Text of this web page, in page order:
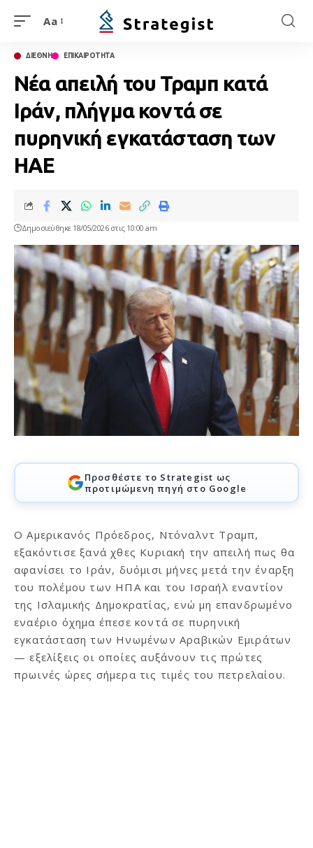
Aa
ΔΙΕΘΝΗ ΕΠΙΚΑΙΡΟΤΗΤΑ
Νέα απειλή του Τραμπ κατά
Ιράν, πλήγμα κοντά σε
πυρηνική εγκατάσταση των
ΗΑΕ
Δημοσιεύθηκε 18/05/2026 στις 10:00 am
Προσθέστε το Strategist ως
προτιμώμενη πηγή στο Google
Ο Αμερικανός Πρόεδρος, Ντόναλντ Τραμπ,
εξακόντισε ξανά χθες Κυριακή την απειλή πως θα
αφανίσει το Ιράν, δυόμισι μήνες μετά την έναρξη
του πολέμου των ΗΠΑ και του Ισραήλ εναντίον
της Ισλαμικής Δημοκρατίας, ενώ μη επανδρωμένο
εναέριο όχημα έπεσε κοντά σε πυρηνική
εγκατάσταση των Ηνωμένων Αραβικών Εμιράτων
— εξελίξεις οι οποίες αυξάνουν τις πρώτες
πρωινές ώρες σήμερα τις τιμές του πετρελαίου.